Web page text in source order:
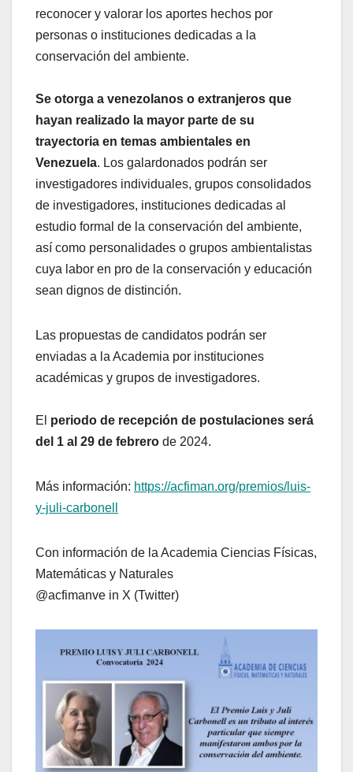
reconocer y valorar los aportes hechos por
personas o instituciones dedicadas a la
conservación del ambiente.
Se otorga a venezolanos o extranjeros que
hayan realizado la mayor parte de su
trayectoria en temas ambientales en
Venezuela. Los galardonados podrán ser
investigadores individuales, grupos consolidados
de investigadores, instituciones dedicadas al
estudio formal de la conservación del ambiente,
así como personalidades o grupos ambientalistas
cuya labor en pro de la conservación y educación
sean dignos de distinción.
Las propuestas de candidatos podrán ser
enviadas a la Academia por instituciones
académicas y grupos de investigadores.
El periodo de recepción de postulaciones será
del 1 al 29 de febrero de 2024.
Más información: https://acfiman.org/premios/luis-
y-juli-carbonell
Con información de la Academia Ciencias Físicas,
Matemáticas y Naturales
@acfimanve in X (Twitter)